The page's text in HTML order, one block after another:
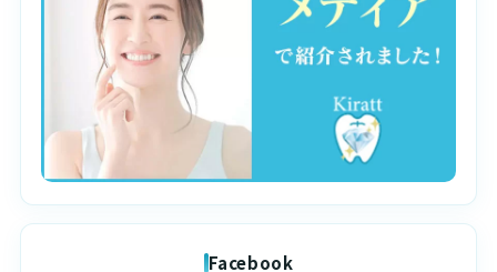
Facebook